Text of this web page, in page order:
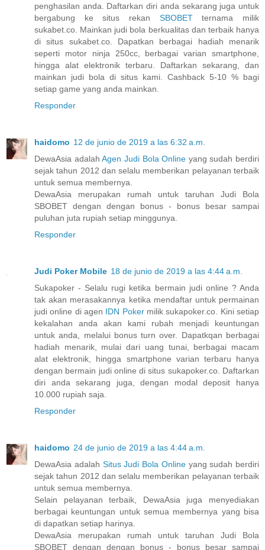
penghasilan anda. Daftarkan diri anda sekarang juga untuk
bergabung ke situs rekan SBOBETternama milik
sukabet.co. Mainkan judi bola berkualitas dan terbaik hanya
di situs sukabet.co. Dapatkan berbagai hadiah menarik
seperti motor ninja 250cc, berbagai varian smartphone,
hingga alat elektronik terbaru. Daftarkan sekarang, dan
mainkan judi bola di situs kami. Cashback 5-10 % bagi
setiap game yang anda mainkan.
Responder
haidomo 12 de junio de 2019 a las 6:32 a.m.
DewaAsia adalahAgen Judi Bola Online yang sudah berdiri
sejak tahun 2012 dan selalu memberikan pelayanan terbaik
untuk semua membernya.
DewaAsia merupakan rumah untuk taruhan Judi Bola
SBOBET dengan dengan bonus - bonus besar sampai
puluhan juta rupiah setiap minggunya.
Responder
Judi Poker Mobile 18 de junio de 2019 a las 4:44 a.m.
Sukapoker - Selalu rugi ketika bermain judi online ? Anda
tak akan merasakannya ketika mendaftar untuk permainan
judi online di agen IDN Pokermilik sukapoker.co. Kini setiap
kekalahan anda akan kami rubah menjadi keuntungan
untuk anda, melalui bonus turn over. Dapatkqan berbagai
hadiah menarik, mulai dari uang tunai, berbagai macam
alat elektronik, hingga smartphone varian terbaru hanya
dengan bermain judi online di situs sukapoker.co. Daftarkan
diri anda sekarang juga, dengan modal deposit hanya
10.000 rupiah saja.
Responder
haidomo 24 de junio de 2019 a las 4:44 a.m.
DewaAsia adalah Situs Judi Bola Onlineyang sudah berdiri
sejak tahun 2012 dan selalu memberikan pelayanan terbaik
untuk semua membernya.
Selain pelayanan terbaik, DewaAsia juga menyediakan
berbagai keuntungan untuk semua membernya yang bisa
di dapatkan setiap harinya.
DewaAsia merupakan rumah untuk taruhan Judi Bola
SBOBET dengan dengan bonus - bonus besar sampai